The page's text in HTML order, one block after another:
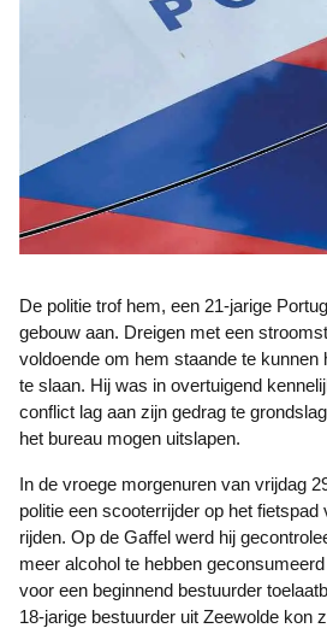
De politie trof hem, een 21-jarige Portugees, verstopt achter het
gebouw aan. Dreigen met een
voldoende om hem staande te kunnen
te slaan. Hij was in overtuigend
conflict lag aan zijn gedrag te
het bureau mogen uitslapen.
In de vroege morgenuren van vrijdag 29 september zag de
politie een scooterrijder op het
rijden. Op de Gaffel werd hij
meer alcohol te hebben
voor een beginnend bestuurder
18-jarige bestuurder uit Zeewolde kon